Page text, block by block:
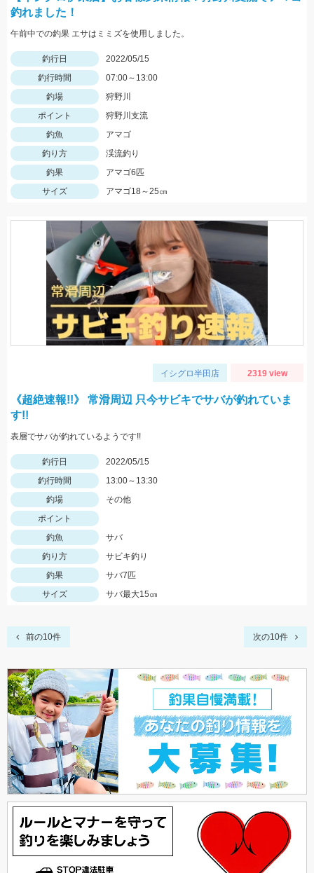
釣れました！
午前中での釣果 エサはミミズを使用しました。
釣行日
2022/05/15
釣行時間
07:00～13:00
釣場
狩野川
ポイント
狩野川支流
釣魚
アマゴ
釣り方
渓流釣り
釣果
アマゴ6匹
サイズ
アマゴ18～25㎝
イシグロ半田店 2319 view
《超絶速報!!》 常滑周辺 只今サビキでサバが釣れていま
す!!
表層でサバが釣れているようです!!
釣行日
2022/05/15
釣行時間
13:00～13:30
釣場
その他
ポイント
釣魚
サバ
釣り方
サビキ釣り
釣果
サバ7匹
サイズ
サバ最大15㎝
前の10件 次の10件